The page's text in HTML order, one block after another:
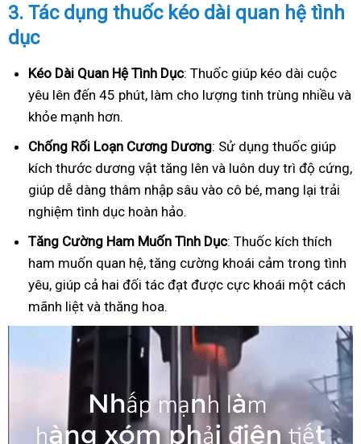
3. Tác dụng thuốc kéo dài quan hệ tình
dục
Kéo Dài Quan Hệ Tình Dục: Thuốc giúp kéo dài cuộc
yêu lên đến 45 phút, làm cho lượng tinh trùng nhiều và
khỏe mạnh hơn.
Chống Rối Loạn Cương Dương: Sử dụng thuốc giúp
kích thước dương vật tăng lên và luôn duy trì độ cứng,
giúp dễ dàng thâm nhập sâu vào cô bé, mang lại trải
nghiệm tình dục hoàn hảo.
Tăng Cường Ham Muốn Tình Dục: Thuốc kích thích
ham muốn quan hệ, tăng cường khoái cảm trong tình
yêu, giúp cả hai đối tác đạt được cực khoái một cách
mãnh liệt và thăng hoa.